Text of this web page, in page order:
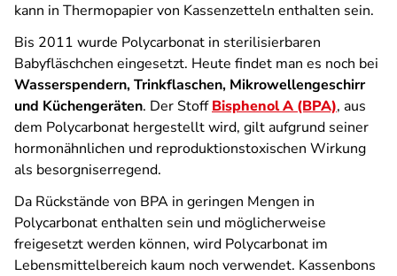
kann in Thermopapier von Kassenzetteln enthalten sein.
Bis 2011 wurde Polycarbonat in sterilisierbaren
Babyfläschchen eingesetzt. Heute findet man es noch bei
Wasserspendern, Trinkflaschen, Mikrowellengeschirr
und Küchengeräten. Der StoffBisphenol A (BPA), aus
dem Polycarbonat hergestellt wird, gilt aufgrund seiner
hormonähnlichen und reproduktionstoxischen Wirkung
als besorgniserregend.
Da Rückstände von BPA in geringen Mengen in
Polycarbonat enthalten sein und möglicherweise
freigesetzt werden können, wird Polycarbonat im
Lebensmittelbereich kaum noch verwendet. Kassenbons